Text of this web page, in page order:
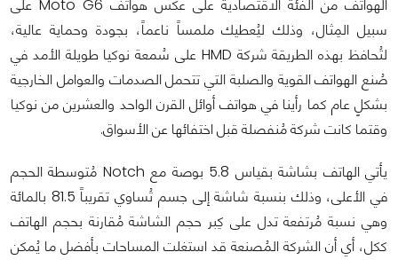
الهواتف من الفئة الاقتصادية على عكس هواتف Moto G6 على
سبيل المِثال، وذلك ليُعطيك ملمساً ناعماً، بجودة وحماية عالية،
لتُحافظ بهذه الطريقة شركة HMD على سُمعة نوكيا طويلة الأمد في
صُنع الهواتف القوية والصلبة التي تتحمل الصدمات والعوامل الخارجية
بشكلٍ عام كما رأينا في هواتف أوائل القرن الواحد والعشرين من نوكيا
وقتما كانت شركة مُنفصلة قبل اختفائها عن الأسواق.
يأتي الهاتف بشاشة بقياس 5.8 بوصة مع Notch مُتوسطة الحجم
في الأعلى، وذلك بنسبة شاشة إلى جسم تُساوي تقريباً 81.5 بالمائة
وهي نسبة مُرتفعة تدل على كِبر حجم الشاشة مُقارنة بحجم الهاتف
ككل، أي أن الشركة المُصنعة قد استغلت المساحات بأفضل ما يُمكن